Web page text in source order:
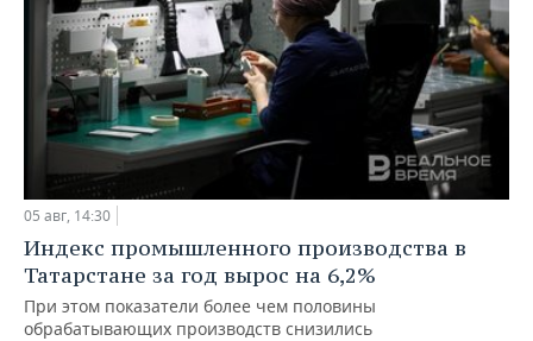
05 авг, 14:30
Индекс промышленного производства в
Татарстане за год вырос на 6,2%
При этом показатели более чем половины
обрабатывающих производств снизились